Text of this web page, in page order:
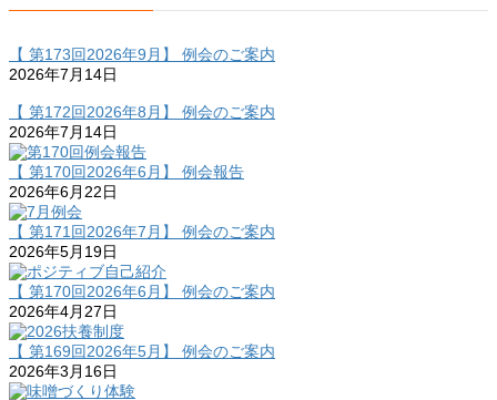
【 第173回2026年9月】 例会のご案内
2026年7月14日
【 第172回2026年8月】 例会のご案内
2026年7月14日
【 第170回2026年6月】 例会報告
2026年6月22日
【 第171回2026年7月】 例会のご案内
2026年5月19日
【 第170回2026年6月】 例会のご案内
2026年4月27日
【 第169回2026年5月】 例会のご案内
2026年3月16日